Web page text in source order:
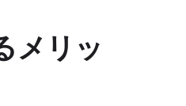
メリッ